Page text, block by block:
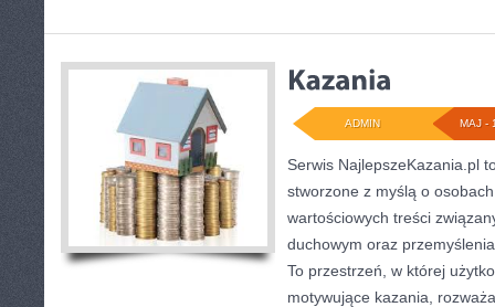
MAJ -
ADMIN
Serwis NajlepszeKazania.pl
stworzone z myślą o
wartościowych treści
duchowym oraz
To przestrzeń, w której
motywujące kazania,